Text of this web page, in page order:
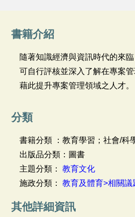
書籍介紹
隨著知識經濟與資訊時代的來
可自行評核並深入了解在專案
藉此提升專案管理領域之人才。
分類
書籍分類 ：教育學習；社會/科
出版品分類：圖書
主題分類： 教育文化
施政分類： 教育及體育>相關議
其他詳細資訊